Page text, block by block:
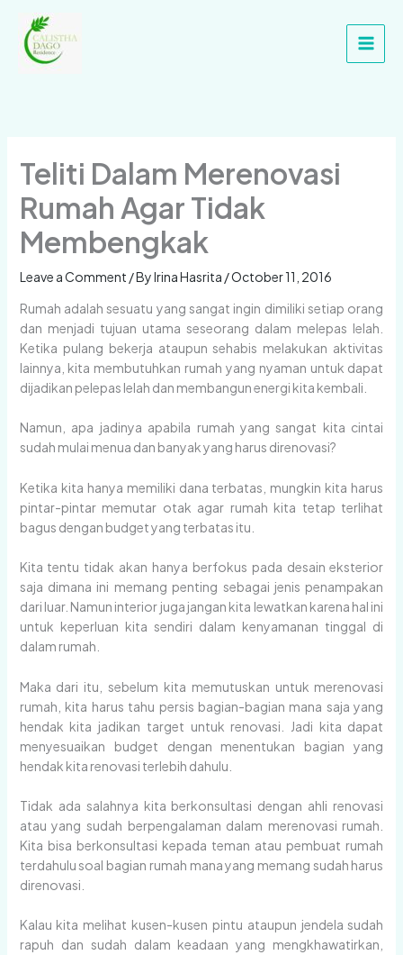
content
Teliti Dalam Merenovasi
Rumah Agar Tidak
Membengkak
Leave a Comment / ByIrina Hasrita /October 11, 2016
Rumah adalah sesuatu yang sangat ingin dimiliki setiap orang
dan menjadi tujuan utama seseorang dalam melepas lelah.
Ketika pulang bekerja ataupun sehabis melakukan aktivitas
lainnya, kita membutuhkan rumah yang nyaman untuk dapat
dijadikan pelepas lelah dan membangun energi kita kembali.
Namun, apa jadinya apabila rumah yang sangat kita cintai
sudah mulai menua dan banyak yang harus direnovasi?
Ketika kita hanya memiliki dana terbatas, mungkin kita harus
pintar-pintar memutar otak agar rumah kita tetap terlihat
bagus dengan budget yang terbatas itu.
Kita tentu tidak akan hanya berfokus pada desain eksterior
saja dimana ini memang penting sebagai jenis penampakan
dari luar. Namun interior juga jangan kita lewatkan karena hal ini
untuk keperluan kita sendiri dalam kenyamanan tinggal di
dalam rumah.
Maka dari itu, sebelum kita memutuskan untuk merenovasi
rumah, kita harus tahu persis bagian-bagian mana saja yang
hendak kita jadikan target untuk renovasi. Jadi kita dapat
menyesuaikan budget dengan menentukan bagian yang
hendak kita renovasi terlebih dahulu.
Tidak ada salahnya kita berkonsultasi dengan ahli renovasi
atau yang sudah berpengalaman dalam merenovasi rumah.
Kita bisa berkonsultasi kepada teman atau pembuat rumah
terdahulu soal bagian rumah mana yang memang sudah harus
direnovasi.
Kalau kita melihat kusen-kusen pintu ataupun jendela sudah
rapuh dan sudah dalam keadaan yang mengkhawatirkan,